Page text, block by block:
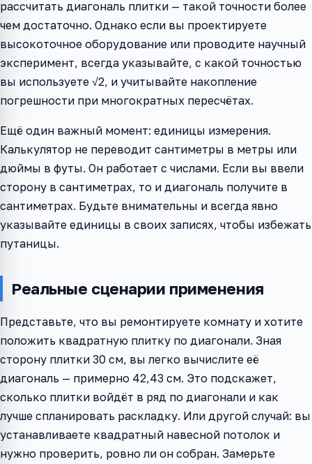
рассчитать диагональ плитки — такой точности более
чем достаточно. Однако если вы проектируете
высокоточное оборудование или проводите научный
эксперимент, всегда указывайте, с какой точностью
вы используете √2, и учитывайте накопление
погрешности при многократных пересчётах.
Ещё один важный момент: единицы измерения.
Калькулятор не переводит сантиметры в метры или
дюймы в футы. Он работает с числами. Если вы ввели
сторону в сантиметрах, то и диагональ получите в
сантиметрах. Будьте внимательны и всегда явно
указывайте единицы в своих записях, чтобы избежать
путаницы.
Реальные сценарии применения
Представьте, что вы ремонтируете комнату и хотите
положить квадратную плитку по диагонали. Зная
сторону плитки 30 см, вы легко вычислите её
диагональ — примерно 42,43 см. Это подскажет,
сколько плитки войдёт в ряд по диагонали и как
лучше спланировать раскладку. Или другой случай: вы
устанавливаете квадратный навесной потолок и
нужно проверить, ровно ли он собран. Замерьте